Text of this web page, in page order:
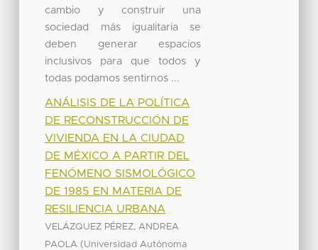
cambio y construir una
sociedad más igualitaria se
deben generar espacios
inclusivos para que todos y
todas podamos sentirnos ...
ANÁLISIS DE LA POLÍTICA
DE RECONSTRUCCIÓN DE
VIVIENDA EN LA CIUDAD
DE MÉXICO A PARTIR DEL
FENÓMENO SISMOLÓGICO
DE 1985 EN MATERIA DE
RESILIENCIA URBANA
VELÁZQUEZ PÉREZ, ANDREA
PAOLA (Universidad Autónoma